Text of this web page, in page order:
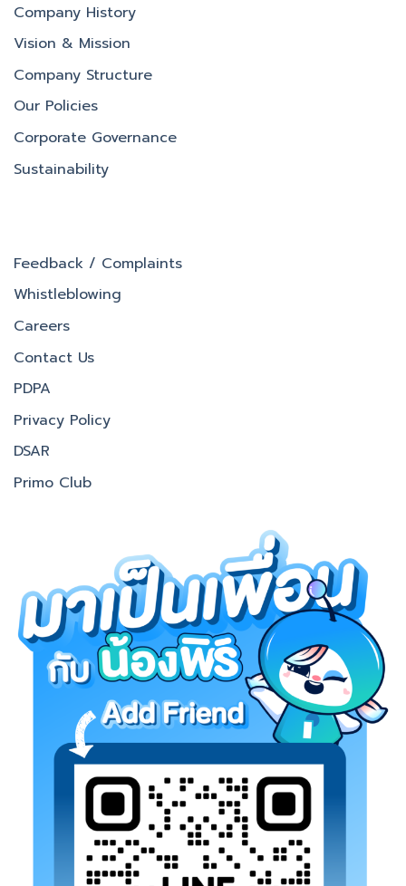
Company History
Vision & Mission
Company Structure
Our Policies
Corporate Governance
Sustainability
Feedback / Complaints
Whistleblowing
Careers
Contact Us
PDPA
Privacy Policy
DSAR
Primo Club